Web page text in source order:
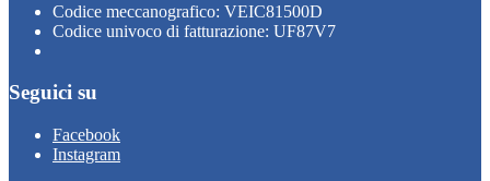
Codice meccanografico: VEIC81500D
Codice univoco di fatturazione: UF87V7
Seguici su
Facebook
Instagram